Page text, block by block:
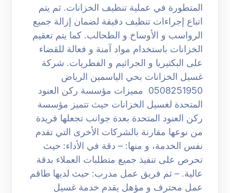
المتطورة في عملية تنظيف الخزانات. ثم يتم
اتباع إجراءات تنظيف دقيقة لضمان إزالة جميع
الرواسب و الأوساخ و الطحالب. كما يتم تعقيم
الخزانات باستخدام مواد آمنة و فعالة للقضاء
على البكتيريا و الجراثيم و الفطريات. شركة
غسيل الخزانات بحي الياسمين الرياض
0508251950 مميزات مؤسسة ركن العنود
المتحدة لغسيل الخزانات حيث تتميز مؤسسة
ركن العنود المتحدة بعدة جوانب تجعلها فريدة
من نوعها مقارنة بالشركات الأخرى التي تقدم
نفس الخدمة، و منها: – دقة في الأداء: حيث
تحرص على تنفيذ جميع متطلبات العملاء بدقة
عالية. – ثم فريق عمل مدرب: حيث لديها طاقم
عمل محترف و مؤهل يقدم خدمة غسيل